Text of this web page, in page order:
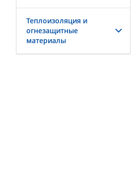
Теплоизоляция и
огнезащитные
материалы